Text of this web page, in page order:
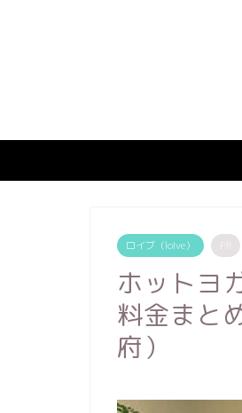
ロイブ（loIve）
ホットヨ
料金まと
府）